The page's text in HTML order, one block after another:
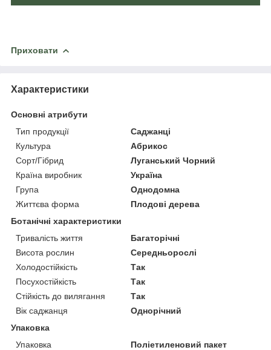
Приховати
Характеристики
Основні атрибути
Тип продукції
Саджанці
Культура
Абрикос
Сорт/Гібрид
Луганський Чорний
Країна виробник
Україна
Група
Однодомна
Життєва форма
Плодові дерева
Ботанічні характеристики
Тривалість життя
Багаторічні
Висота рослин
Середньорослі
Холодостійкість
Так
Посухостійкість
Так
Стійкість до вилягання
Так
Вік саджанця
Однорічний
Упаковка
Упаковка
Поліетиленовий пакет